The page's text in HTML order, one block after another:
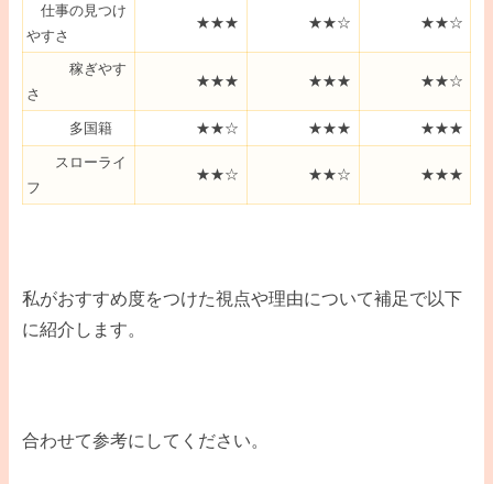
仕事の見つけ
やすさ
★★★ ★★☆ ★★☆
稼ぎやす
さ
★★★ ★★★ ★★☆
多国籍 ★★☆ ★★★ ★★★
スローライ
フ
★★☆ ★★☆ ★★★
私がおすすめ度をつけた視点や理由について補足で以下
に紹介します。
合わせて参考にしてください。